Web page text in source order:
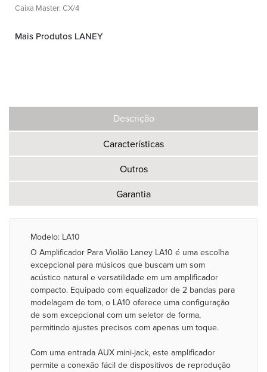
Caixa Master: CX/4
Mais Produtos LANEY
Descrição
Características
Outros
Garantia
Modelo: LA10
O Amplificador Para Violão Laney LA10 é uma escolha
excepcional para músicos que buscam um som
acústico natural e versatilidade em um amplificador
compacto. Equipado com equalizador de 2 bandas para
modelagem de tom, o LA10 oferece uma configuração
de som excepcional com um seletor de forma,
permitindo ajustes precisos com apenas um toque.
Com uma entrada AUX mini-jack, este amplificador
permite a conexão fácil de dispositivos de reprodução